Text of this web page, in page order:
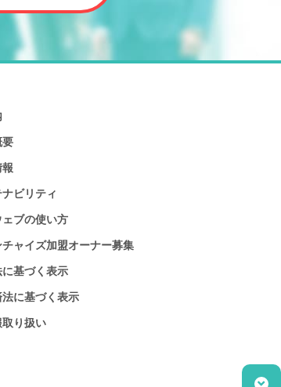
ビリティ
ブの使い方
チャイズ加盟オーナー募集
基づく表示
に基づく表示
り扱い